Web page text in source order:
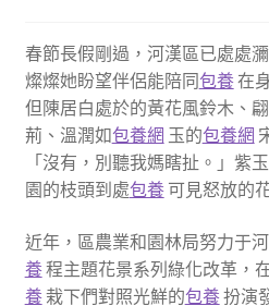
春節長假剛過，河漢區已處處
燦燦她盼望伴侶能陪同包養在
但陳居白處於的黃花風鈴木、
荊、溫潤如包養網 玉的包養網
「沒有，別聽我媽瞎扯。」紫
園的枝頭到處包養可見怒放的
近年，區農業和園林局努力于
養程主題花景系列綠化改革，
養栽下們對照光鮮的包養扮演